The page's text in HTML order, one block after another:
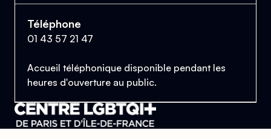
Téléphone
01 43 57 21 47
Accueil téléphonique disponible pendant les
heures d'ouverture au public.